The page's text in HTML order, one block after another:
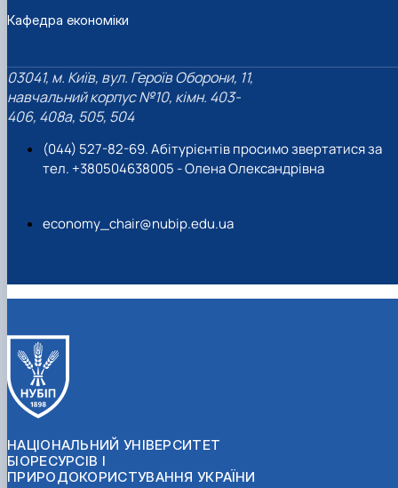
Кафедра економіки
03041, м. Київ, вул. Героїв Оборони, 11,
навчальний корпус №10, кімн. 403-
406, 408a, 505, 504
(044) 527-82-69. Абітурієнтів просимо звертатися за
тел. +380504638005 - Олена Олександрівна
economy_chair@nubip.edu.ua
НАЦІОНАЛЬНИЙ УНІВЕРСИТЕТ
БІОРЕСУРСІВ І
ПРИРОДОКОРИСТУВАННЯ УКРАЇНИ